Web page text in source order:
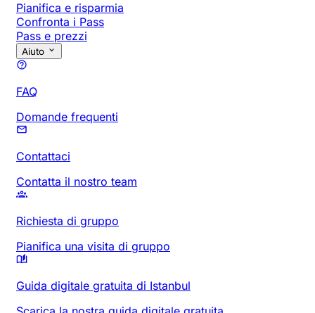
Pianifica e risparmia
Confronta i Pass
Pass e prezzi
Aiuto
FAQ
Domande frequenti
Contattaci
Contatta il nostro team
Richiesta di gruppo
Pianifica una visita di gruppo
Guida digitale gratuita di Istanbul